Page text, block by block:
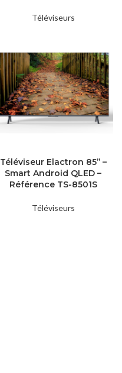
Téléviseurs
Téléviseur Elactron 85’’ –
Smart Android QLED –
Référence TS-8501S
Téléviseurs